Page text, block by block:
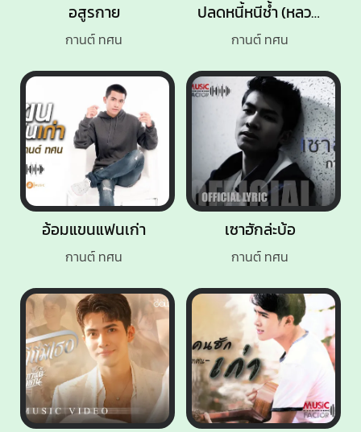
อสูรกาย
กานต์ ทศน
เซาฮักล่ะบ้อ
กานต์ ทศน
ปลดหนี้หนีช้ำ (หลวงปู่ศิลา)
กานต์ ทศน
อ้อมแขนแฟนเก่า
กานต์ ทศน